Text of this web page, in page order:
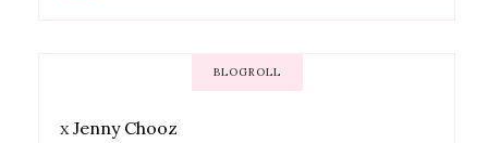
BLOGROLL
x Jenny Chooz